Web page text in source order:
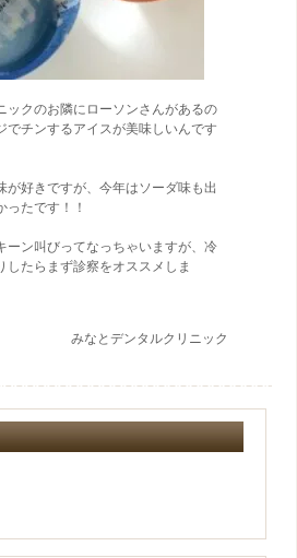
ックのお隣にローソンさんがあるの
でチンするアイスが美味しいんです
が好きですが、今年はソーダ味も出
ったです！！
ーン叫びってなっちゃいますが、冷
したらまず診察をオススメしま
みなとデンタルクリニック